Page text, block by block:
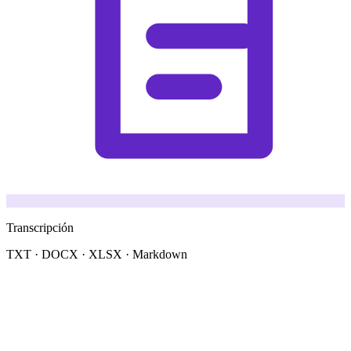
Transcripción
TXT · DOCX · XLSX · Markdown